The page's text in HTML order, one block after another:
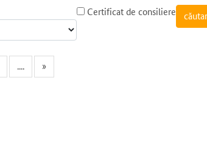
Certificat de consiliere
.... »